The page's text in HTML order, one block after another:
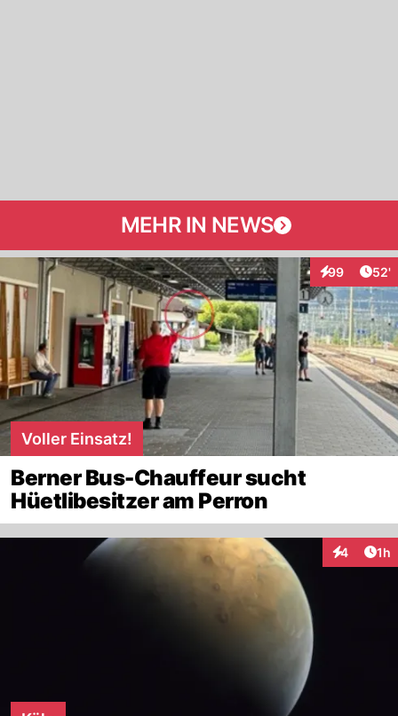
MEHR IN NEWS
99
Interaktionen
52'
Voller Einsatz!
Berner Bus-Chauffeur sucht
Hüetlibesitzer am Perron
4 1h